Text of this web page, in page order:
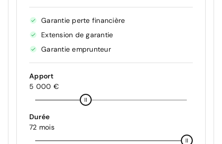
Garantie perte financière
Extension de garantie
Garantie emprunteur
Apport
5 000 €
Durée
72 mois